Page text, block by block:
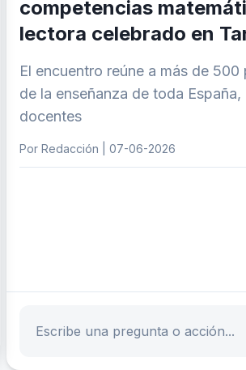
competencias
lectora celebrado en
El encuentro reúne a más de 500
de la enseñanza de toda
docentes
Por Redacción | 07-06-2026
Escribe tu pregunta